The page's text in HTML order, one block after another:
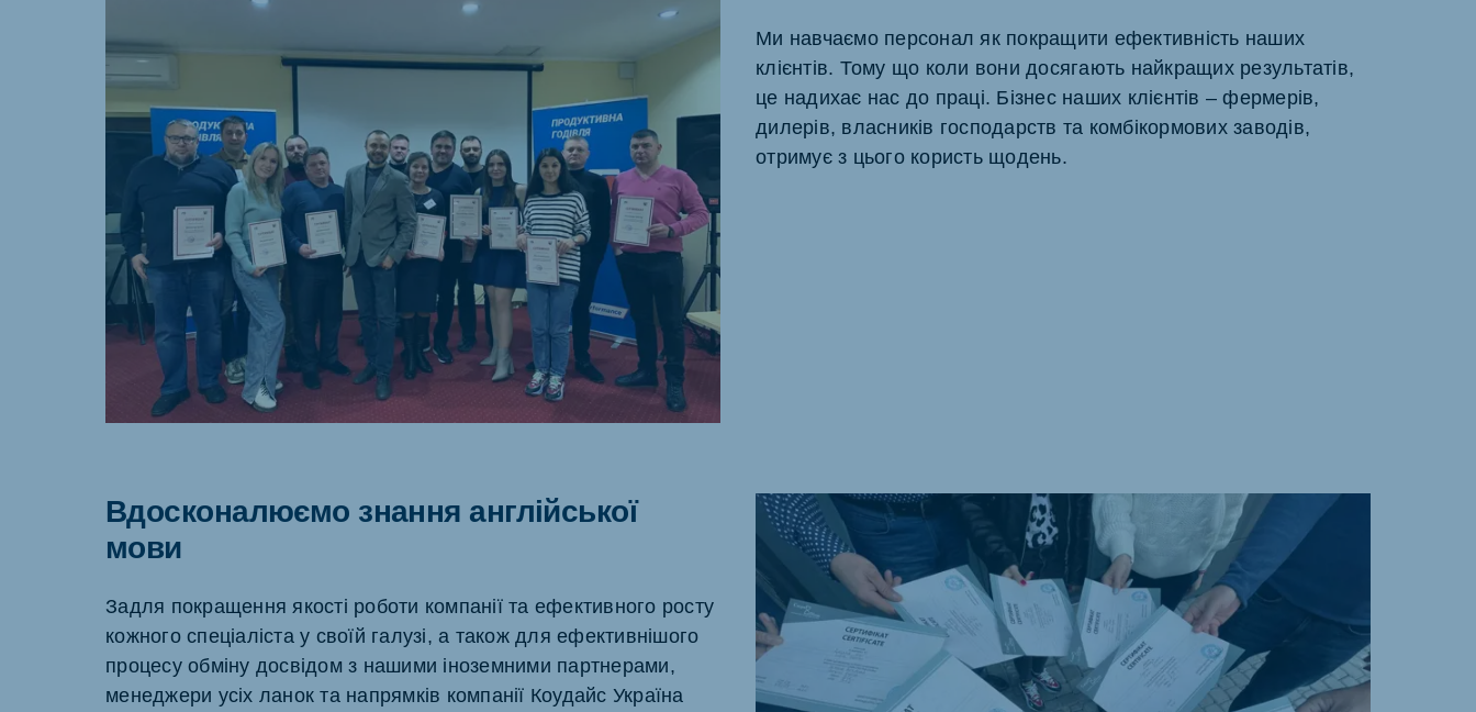
Ми навчаємо персонал як покращити ефективність наших
клієнтів. Тому що коли вони досягають найкращих результатів,
це надихає нас до праці. Бізнес наших клієнтів – фермерів,
дилерів, власників господарств та комбікормових заводів,
отримує з цього користь щодень.
Вдосконалюємо знання англійської
мови
Задля покращення якості роботи компанії та ефективного росту
кожного спеціаліста у своїй галузі, а також для ефективнішого
процесу обміну досвідом з нашими іноземними партнерами,
менеджери усіх ланок та напрямків компанії Коудайс Україна